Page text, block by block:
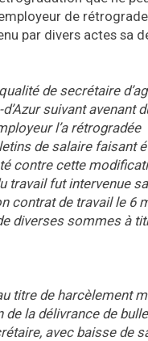
de
par divers actes sa
de secrétaire
suivant avenant
l’a rétrogradée
de salaire faisant
contre cette
travail fut intervenue
contrat de travail le 6
diverses sommes à
titre de harcèlement
de la délivrance de
avec baisse de